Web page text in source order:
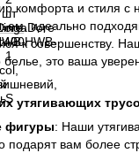
комфорта и стиля с
, идеально
к совершенству.
белье, это ваша
утягивающих
фигуры: Наши
подарят вам более